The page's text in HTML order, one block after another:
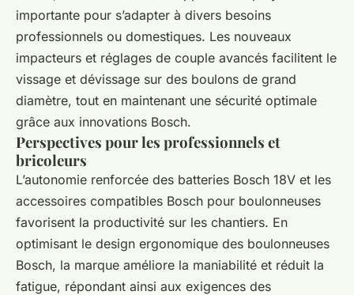
importante pour s’adapter à divers besoins
professionnels ou domestiques. Les nouveaux
impacteurs et réglages de couple avancés facilitent le
vissage et dévissage sur des boulons de grand
diamètre, tout en maintenant une sécurité optimale
grâce aux innovations Bosch.
Perspectives pour les professionnels et
bricoleurs
L’autonomie renforcée des batteries Bosch 18V et les
accessoires compatibles Bosch pour boulonneuses
favorisent la productivité sur les chantiers. En
optimisant le design ergonomique des boulonneuses
Bosch, la marque améliore la maniabilité et réduit la
fatigue, répondant ainsi aux exigences des